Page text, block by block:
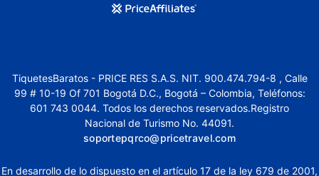
Traslados al aeropuerto
TiquetesBaratos - PRICE RES S.A.S. NIT. 900.474.794-8 , Calle
99 # 10-19 Of 701 Bogotá D.C., Bogotá – Colombia, Teléfonos:
601 743 0044. Todos los derechos reservados.Registro
Nacional de Turismo No. 44091.
soportepqrco@pricetravel.com
En desarrollo de lo dispuesto en el artículo 17 de la ley 679 de 2001,